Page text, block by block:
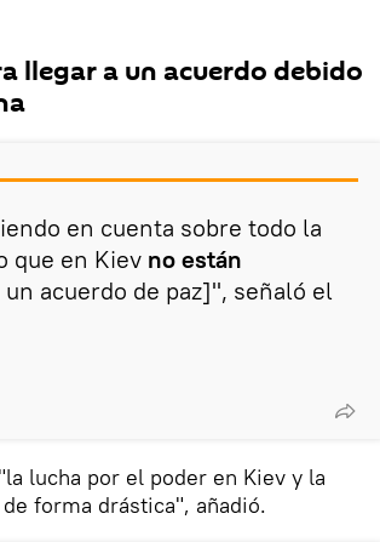
llegar a un acuerdo debido
en cuenta sobre todo la
que en Kiev no están
acuerdo de paz]", señaló el
lucha por el poder en Kiev y la
de forma drástica", añadió.